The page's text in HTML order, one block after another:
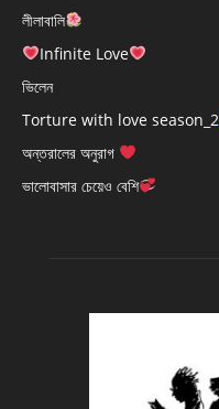
লীলাবালি
Infinite Love
ভিলেন
Torture with love season_2
অন্তরালের অনুরাগ
ভালোবাসার চেয়েও বেশি